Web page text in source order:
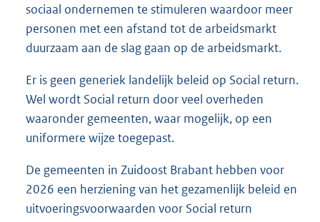
sociaal ondernemen te stimuleren waardoor meer
personen met een afstand tot de arbeidsmarkt
duurzaam aan de slag gaan op de arbeidsmarkt.
Er is geen generiek landelijk beleid op Social return.
Wel wordt Social return door veel overheden
waaronder gemeenten, waar mogelijk, op een
uniformere wijze toegepast.
De gemeenten in Zuidoost Brabant hebben voor
2026 een herziening van het gezamenlijk beleid en
uitvoeringsvoorwaarden voor Social return